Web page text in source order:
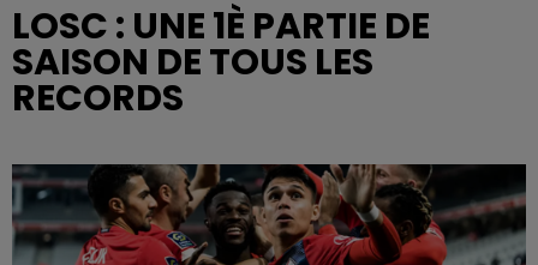
LOSC : UNE 1È PARTIE DE
SAISON DE TOUS LES
RECORDS